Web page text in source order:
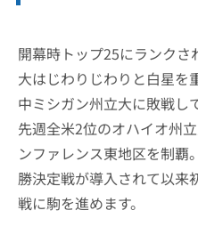
開幕時トップ25にランク
大はじわりじわりと白星を
中ミシガン州立大に敗戦し
先週全米2位のオハイオ州
ンファレンス東地区を制
勝決定戦が導入されて以来
戦に駒を進めます。